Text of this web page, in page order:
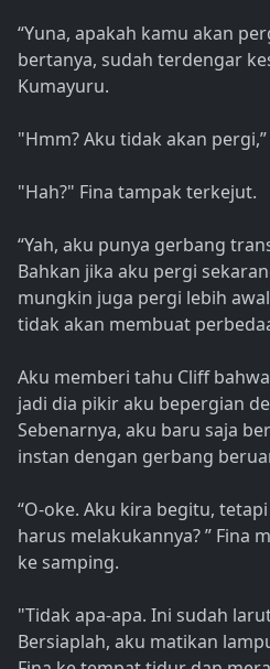
“Yuna, apakah kamu akan
bertanya, sudah terdengar
Kumayuru.
"Hmm? Aku tidak akan
"Hah?" Fina tampak terkejut.
“Yah, aku punya gerbang
Bahkan jika aku pergi
mungkin juga pergi lebih
tidak akan membuat
Aku memberi tahu Cliff
jadi dia pikir aku bepergian
Sebenarnya, aku baru saja
instan dengan gerbang
“O-oke. Aku kira begitu,
harus melakukannya? ” Fina
ke samping.
"Tidak apa-apa. Ini sudah
Bersiaplah, aku matikan